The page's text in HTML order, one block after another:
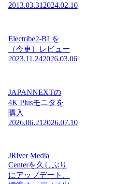
2013.03.31 2024.02.10
Electribe2-BLを
（今更）レビュー
2023.11.242026.03.06
JAPANNEXTの
4K Plusモニタを
購入
2026.06.21 2026.07.10
JRiver Media
Centerを久しぶり
にアップデート、